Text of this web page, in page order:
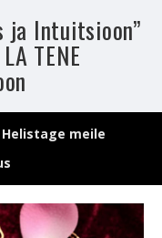
ja Intuitsioon”
TENE
Helistage meile